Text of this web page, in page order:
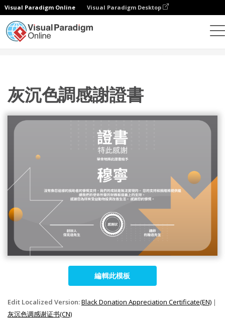
Visual Paradigm Online Visual Paradigm Desktop
灰沉色調感謝證書
編輯此模板
Edit Localized Version:Black Donation Appreciation Certificate(EN) |
灰沉色调感谢证书(CN)